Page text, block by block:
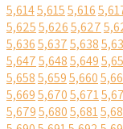
5,6145,6155,616
5,6255,6265,627
5,6365,6375,638
5,6475,6485,649
5,6585,6595,660
5,6695,6705,671
5,6795,6805,681